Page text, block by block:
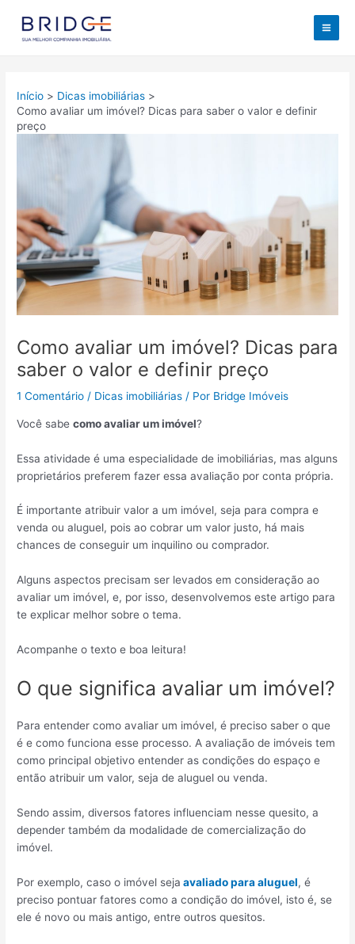
Início
Dicas imobiliárias
Como avaliar um imóvel? Dicas para saber o valor e definir
preço
Como avaliar um imóvel? Dicas para
saber o valor e definir preço
1 Comentário / Dicas imobiliárias / Por Bridge Imóveis
Você sabecomo avaliar um imóvel?
Essa atividade é uma especialidade de imobiliárias, mas alguns
proprietários preferem fazer essa avaliação por conta própria.
É importante atribuir valor a um imóvel, seja para compra e
venda ou aluguel, pois ao cobrar um valor justo, há mais
chances de conseguir um inquilino ou comprador.
Alguns aspectos precisam ser levados em consideração ao
avaliar um imóvel, e, por isso, desenvolvemos este artigo para
te explicar melhor sobre o tema.
Acompanhe o texto e boa leitura!
O que significa avaliar um imóvel?
Para entender como avaliar um imóvel, é preciso saber o que
é e como funciona esse processo. A avaliação de imóveis tem
como principal objetivo entender as condições do espaço e
então atribuir um valor, seja de aluguel ou venda.
Sendo assim, diversos fatores influenciam nesse quesito, a
depender também da modalidade de comercialização do
imóvel.
Por exemplo, caso o imóvel seja avaliado para aluguel, é
preciso pontuar fatores como a condição do imóvel, isto é, se
ele é novo ou mais antigo, entre outros quesitos.